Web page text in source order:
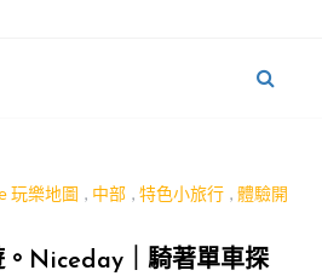
玩樂地圖 , 中部 ,特色小旅行 ,體驗開
Niceday｜騎著單車探